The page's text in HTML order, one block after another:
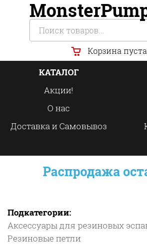
Корзина пуста
КАТАЛОГ
Акции!
О нас
Доставка и Самовывоз
Распродажа
Подкатегории:
Аксессуары для резиновых
Резиновые петли